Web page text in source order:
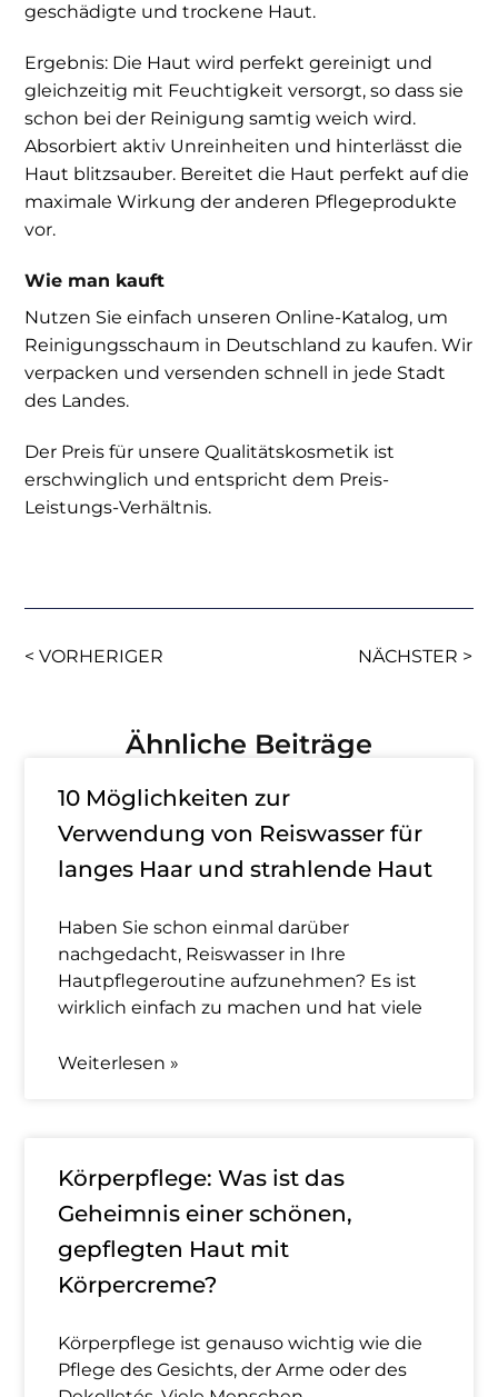
geschädigte und trockene Haut.
Ergebnis: Die Haut wird perfekt gereinigt und
gleichzeitig mit Feuchtigkeit versorgt, so dass sie
schon bei der Reinigung samtig weich wird.
Absorbiert aktiv Unreinheiten und hinterlässt die
Haut blitzsauber. Bereitet die Haut perfekt auf die
maximale Wirkung der anderen Pflegeprodukte
vor.
Wie man kauft
Nutzen Sie einfach unseren Online-Katalog, um
Reinigungsschaum in Deutschland zu kaufen. Wir
verpacken und versenden schnell in jede Stadt
des Landes.
Der Preis für unsere Qualitätskosmetik ist
erschwinglich und entspricht dem Preis-
Leistungs-Verhältnis.
< VORHERIGER NÄCHSTER >
Ähnliche Beiträge
10 Möglichkeiten zur
Verwendung von Reiswasser für
langes Haar und strahlende Haut
Haben Sie schon einmal darüber
nachgedacht, Reiswasser in Ihre
Hautpflegeroutine aufzunehmen? Es ist
wirklich einfach zu machen und hat viele
Weiterlesen »
Körperpflege: Was ist das
Geheimnis einer schönen,
gepflegten Haut mit
Körpercreme?
Körperpflege ist genauso wichtig wie die
Pflege des Gesichts, der Arme oder des